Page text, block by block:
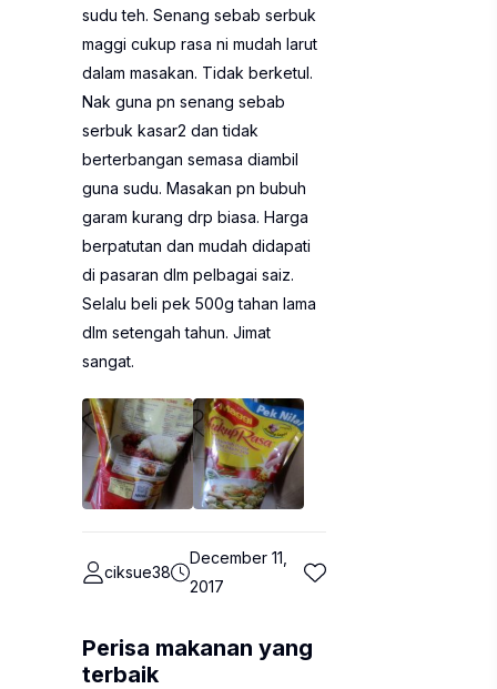
sudu teh. Senang sebab serbuk
maggi cukup rasa ni mudah larut
dalam masakan. Tidak berketul.
Nak guna pn senang sebab
serbuk kasar2 dan tidak
berterbangan semasa diambil
guna sudu. Masakan pn bubuh
garam kurang drp biasa. Harga
berpatutan dan mudah didapati
di pasaran dlm pelbagai saiz.
Selalu beli pek 500g tahan lama
dlm setengah tahun. Jimat
sangat.
ciksue38
December 11,
2017
Perisa makanan yang
terbaik